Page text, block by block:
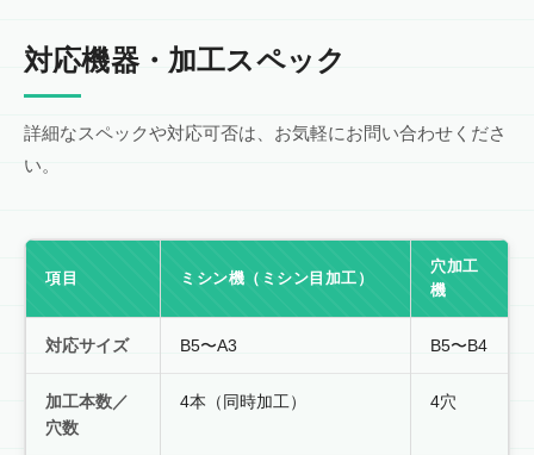
対応機器・加工スペック
詳細なスペックや対応可否は、お気軽にお問い合わせくださ
い。
項目 ミシン機（ミシン目加工）
穴加工
機
対応サイズ B5〜A3 B5〜B4
加工本数／
穴数
4本（同時加工） 4穴